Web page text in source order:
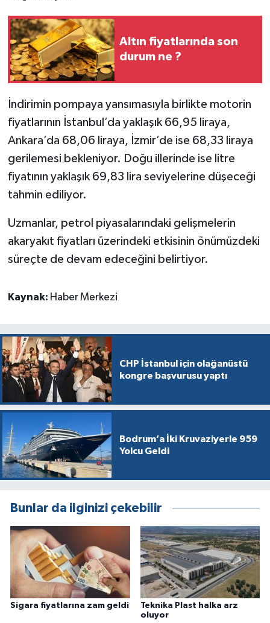
Altın fiyatlarında son
durum ne ?
İndirimin pompaya yansımasıyla birlikte motorin
fiyatlarının İstanbul’da yaklaşık 66,95 liraya,
Ankara’da 68,06 liraya, İzmir’de ise 68,33 liraya
gerilemesi bekleniyor. Doğu illerinde ise litre
fiyatının yaklaşık 69,83 lira seviyelerine düşeceği
tahmin ediliyor.
Uzmanlar, petrol piyasalarındaki gelişmelerin
akaryakıt fiyatları üzerindeki etkisinin önümüzdeki
süreçte de devam edeceğini belirtiyor.
Kaynak: Haber Merkezi
CHP İstanbul için olağanüstü
kongre başvurusu yaptı
Bodrum’a İki Kruvaziyerle 959
Yolcu Geldi
Bunlar da ilginizi çekebilir
Sigara fiyatlarına zam geldi
Teknika Plast halka arz
oluyor